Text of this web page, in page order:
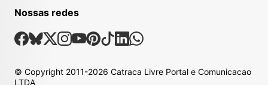
Nossas redes
Nossas Redes Sociais
Facebook
Bsky
X Instagram
Youtube
Pinterest
TiktokLinkedin
Whatsapp
© Copyright 2011-2026 Catraca Livre Portal e Comunicacao
LTDA